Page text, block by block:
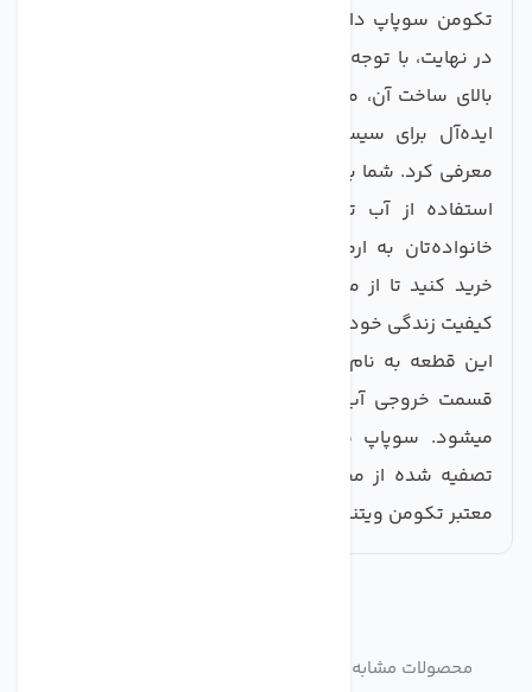
تکومن سوپاپ دار انتخابی بی‌نظیر و هوشمندانه است.
در نهایت، با توجه به ترکیب مزایای این محصول و کیفیت
بالای ساخت آن، می‌توان این زانو را به عنوان یک گزینه
ایده‌آل برای سیستم‌های تصفیه آب خانگی و صنعتی
معرفی کرد. شما با خرید این محصول تضمین می‌کنید که
استفاده از آب تصفیه شده و سالم را برای خود و
خانواده‌تان به ارمغان می‌آورید. همین امروز اقدام به
خرید کنید تا از مزایای این محصول ب هره‌مند شده و
کیفیت زندگی خود را ارتقاء بخشید.
این قطعه به نام زانو سوپاپ دار شناخته میشود و در
قسمت خروجی آب تصفیه شده هوزینگ ممبران متصل
میشود. سوپاپ موجود در این زانو مانع برگشت آب
تصفیه شده از مخزن میشود. این قطعه ساخت شرکت
معتبر تکومن ویتنام است.
محصولات مشابه زانو هوزینگ ممبران تکومن سوپاپ دار